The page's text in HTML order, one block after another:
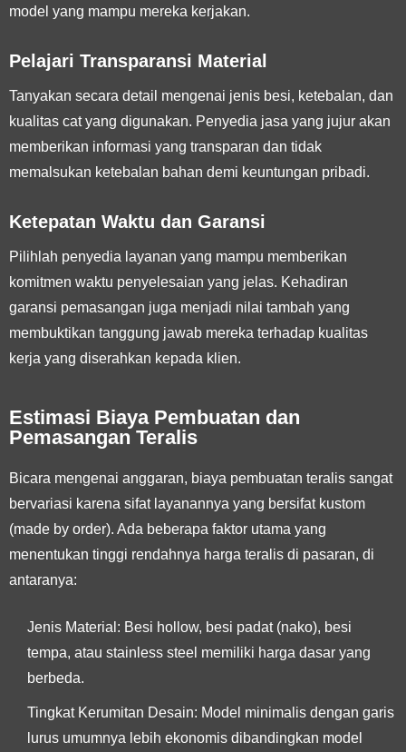
model yang mampu mereka kerjakan.
Pelajari Transparansi Material
Tanyakan secara detail mengenai jenis besi, ketebalan, dan
kualitas cat yang digunakan. Penyedia jasa yang jujur akan
memberikan informasi yang transparan dan tidak
memalsukan ketebalan bahan demi keuntungan pribadi.
Ketepatan Waktu dan Garansi
Pilihlah penyedia layanan yang mampu memberikan
komitmen waktu penyelesaian yang jelas. Kehadiran
garansi pemasangan juga menjadi nilai tambah yang
membuktikan tanggung jawab mereka terhadap kualitas
kerja yang diserahkan kepada klien.
Estimasi Biaya Pembuatan dan
Pemasangan Teralis
Bicara mengenai anggaran, biaya pembuatan teralis sangat
bervariasi karena sifat layanannya yang bersifat kustom
(made by order). Ada beberapa faktor utama yang
menentukan tinggi rendahnya harga teralis di pasaran, di
antaranya:
Jenis Material: Besi hollow, besi padat (nako), besi
tempa, atau stainless steel memiliki harga dasar yang
berbeda.
Tingkat Kerumitan Desain: Model minimalis dengan garis
lurus umumnya lebih ekonomis dibandingkan model